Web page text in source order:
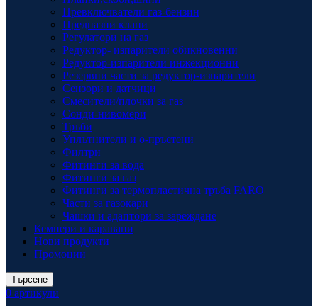
Превключватели газ-бензин
Предпазни клапи
Регулатори на газ
Редуктор- изпарители обикновенни
Редуктор-изпарители инжекционни
Резервни части за редуктор-изпарители
Сензори и датчици
Смесители/плочки за газ
Сонди-нивомери
Тръби
Уплътнители и о-пръстени
Филтри
Фитинги за вода
Фитинги за газ
Фитинги за термопластична тръба FARO
Части за газокари
Чашки и адаптори за зареждане
Кемпери и каравани
Нови продукти
Промоции
Търсене
0 артикули